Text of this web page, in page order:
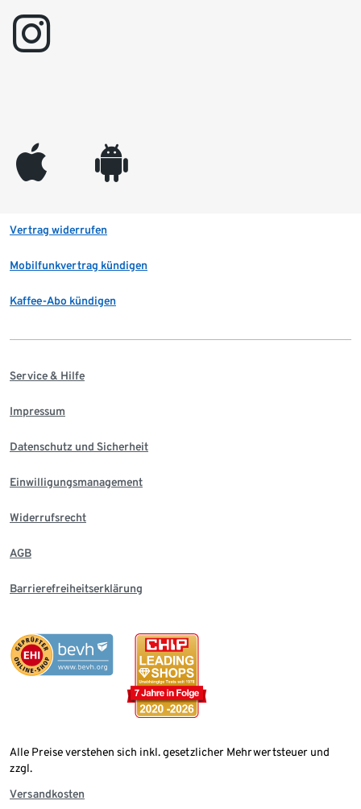
instagram
appleinc android
Vertrag widerrufen
Mobilfunkvertrag kündigen
Kaffee-Abo kündigen
Service & Hilfe
Impressum
Datenschutz und Sicherheit
Einwilligungsmanagement
Widerrufsrecht
AGB
Barrierefreiheitserklärung
Alle Preise verstehen sich inkl. gesetzlicher Mehrwertsteuer und
zzgl.
Versandkosten